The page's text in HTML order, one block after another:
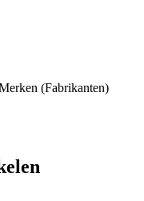
(Fabrikanten)